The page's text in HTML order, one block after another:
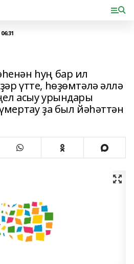
һуң бар ил
үтте, һөҙөмтәлә әллә
асыу урындары
ҙа был йәһәттән